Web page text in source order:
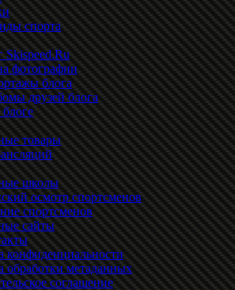
спорта
Skispeed.Ru
фотографии
блога
друзей блога
товары
школы
осмотр спортсменов
спортсменов
сайты
конфиденциальности
обработки метаданных
соглашение